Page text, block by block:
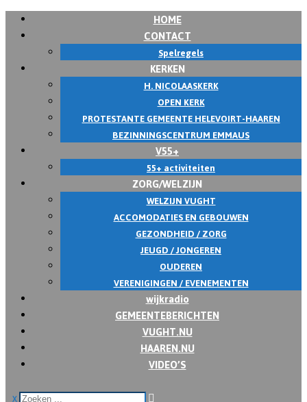
HOME
CONTACT
Spelregels
KERKEN
H. NICOLAASKERK
OPEN KERK
PROTESTANTE GEMEENTE HELEVOIRT-HAAREN
BEZINNINGSCENTRUM EMMAUS
V55+
55+ activiteiten
ZORG/WELZIJN
WELZIJN VUGHT
ACCOMODATIES EN GEBOUWEN
GEZONDHEID / ZORG
JEUGD / JONGEREN
OUDEREN
VERENIGINGEN / EVENEMENTEN
wijkradio
GEMEENTEBERICHTEN
VUGHT.NU
HAAREN.NU
VIDEO’S
x